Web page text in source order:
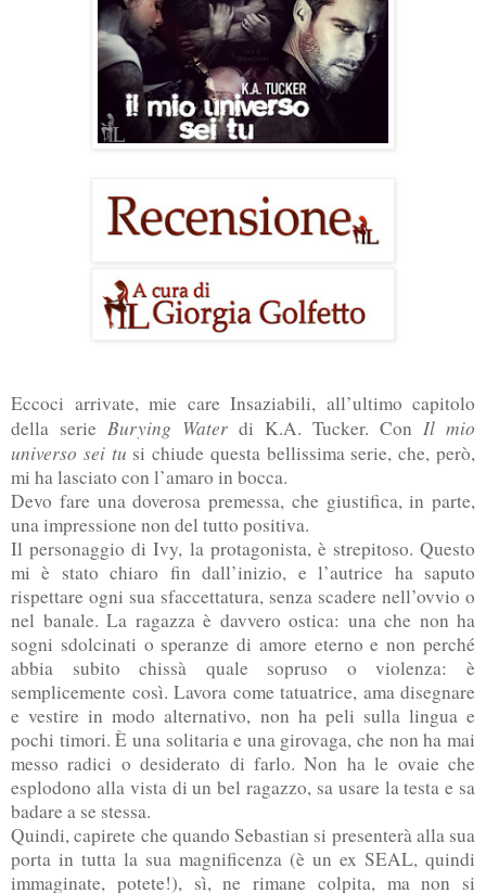
Eccoci arrivate, mie care Insaziabili, all’ultimo capitolo
della serie Burying Water di K.A. Tucker. Con Il mio
universo sei tu si chiude questa bellissima serie, che, però,
mi ha lasciato con l’amaro in bocca.
Devo fare una doverosa premessa, che giustifica, in parte,
una impressione non del tutto positiva.
Il personaggio di Ivy, la protagonista, è strepitoso. Questo
mi è stato chiaro fin dall’inizio, e l’autrice ha saputo
rispettare ogni sua sfaccettatura, senza scadere nell’ovvio o
nel banale. La ragazza è davvero ostica: una che non ha
sogni sdolcinati o speranze di amore eterno e non perché
abbia subito chissà quale sopruso o violenza: è
semplicemente così. Lavora come tatuatrice, ama disegnare
e vestire in modo alternativo, non ha peli sulla lingua e
pochi timori. È una solitaria e una girovaga, che non ha mai
messo radici o desiderato di farlo. Non ha le ovaie che
esplodono alla vista di un bel ragazzo, sa usare la testa e sa
badare a se stessa.
Quindi, capirete che quando Sebastian si presenterà alla sua
porta in tutta la sua magnificenza (è un ex SEAL, quindi
immaginate, potete!), sì, ne rimane colpita, ma non si